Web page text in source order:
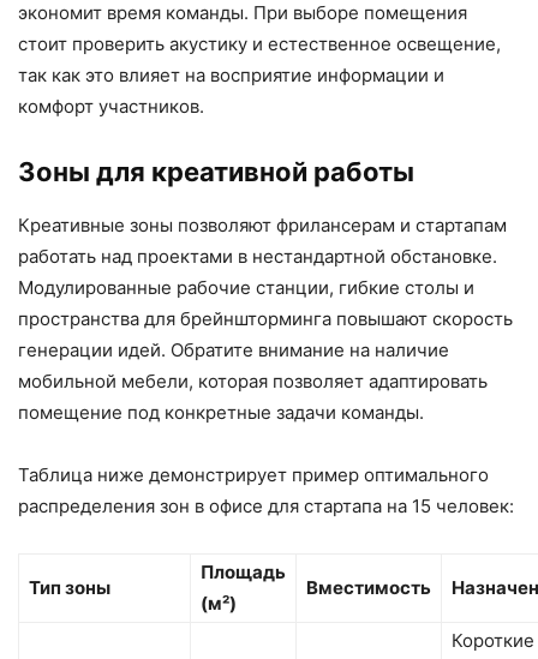
экономит время команды. При выборе помещения
стоит проверить акустику и естественное освещение,
так как это влияет на восприятие информации и
комфорт участников.
Зоны для креативной работы
Креативные зоны позволяют фрилансерам и стартапам
работать над проектами в нестандартной обстановке.
Модулированные рабочие станции, гибкие столы и
пространства для брейншторминга повышают скорость
генерации идей. Обратите внимание на наличие
мобильной мебели, которая позволяет адаптировать
помещение под конкретные задачи команды.
Таблица ниже демонстрирует пример оптимального
распределения зон в офисе для стартапа на 15 человек:
Тип зоны
Площадь
(м²)
Вместимость
Короткие